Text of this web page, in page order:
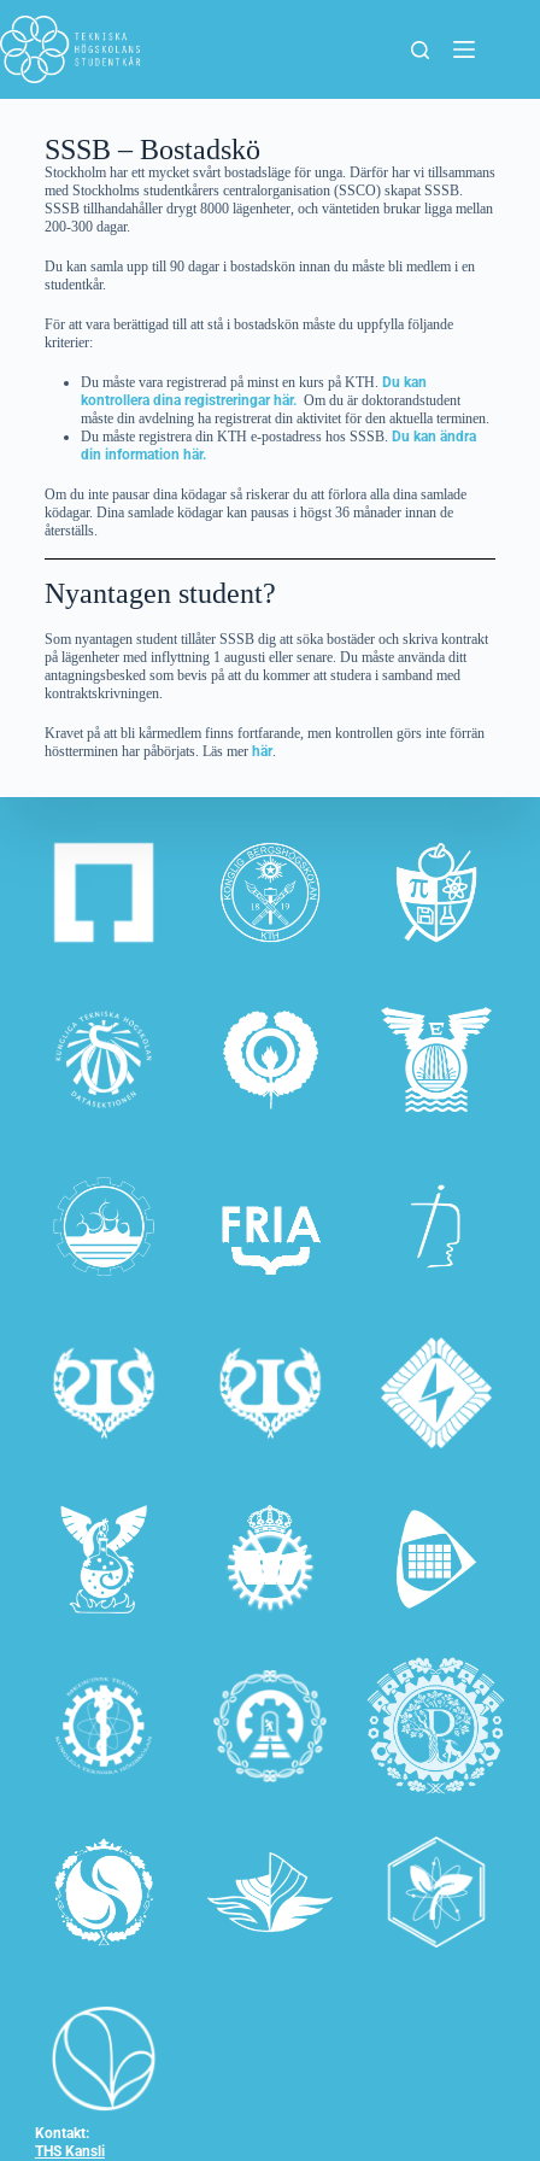
SSSB – Bostadskö
Stockholm har ett mycket svårt bostadsläge för unga. Därför har vi tillsammans
med Stockholms studentkårers centralorganisation (SSCO) skapat SSSB.
SSSB tillhandahåller drygt 8000 lägenheter, och väntetiden brukar ligga mellan
200-300 dagar.
Du kan samla upp till 90 dagar i bostadskön innan du måste bli medlem i en
studentkår.
För att vara berättigad till att stå i bostadskön måste du uppfylla följande
kriterier:
Du måste vara registrerad på minst en kurs på KTH. Du kan
kontrollera dina registreringar här. Om du är doktorandstudent
måste din avdelning ha registrerat din aktivitet för den aktuella terminen.
Du måste registrera din KTH e-postadress hos SSSB. Du kan ändra
din information här.
Om du inte pausar dina ködagar så riskerar du att förlora alla dina samlade
ködagar. Dina samlade ködagar kan pausas i högst 36 månader innan de
återställs.
Nyantagen student?
Som nyantagen student tillåter SSSB dig att söka bostäder och skriva kontrakt
på lägenheter med inflyttning 1 augusti eller senare. Du måste använda ditt
antagningsbesked som bevis på att du kommer att studera i samband med
kontraktskrivningen.
Kravet på att bli kårmedlem finns fortfarande, men kontrollen görs inte förrän
höstterminen har påbörjats. Läs mer här.
Kontakt:
THS Kansli